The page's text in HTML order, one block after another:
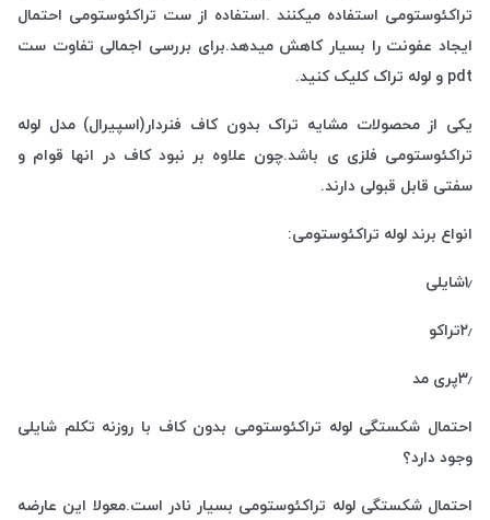
تراکئوستومی استفاده میکنند .استفاده از ست تراکئوستومی احتمال
ایجاد عفونت را بسیار کاهش میدهد.برای بررسی اجمالی تفاوت ست
pdt و لوله تراک کلیک کنید.
یکی از محصولات مشایه تراک بدون کاف فنردار(اسپیرال) مدل لوله
تراکئوستومی فلزی ی باشد.چون علاوه بر نبود کاف در انها قوام و
سفتی قابل قبولی دارند.
انواع برند لوله تراکئوستومی:
۱٫شایلی
۲٫تراکو
۳٫پری مد
احتمال شکستگی لوله تراکئوستومی بدون کاف با روزنه تکلم شایلی
وجود دارد؟
احتمال شکستگی لوله تراکئوستومی بسیار نادر است.معولا این عارضه